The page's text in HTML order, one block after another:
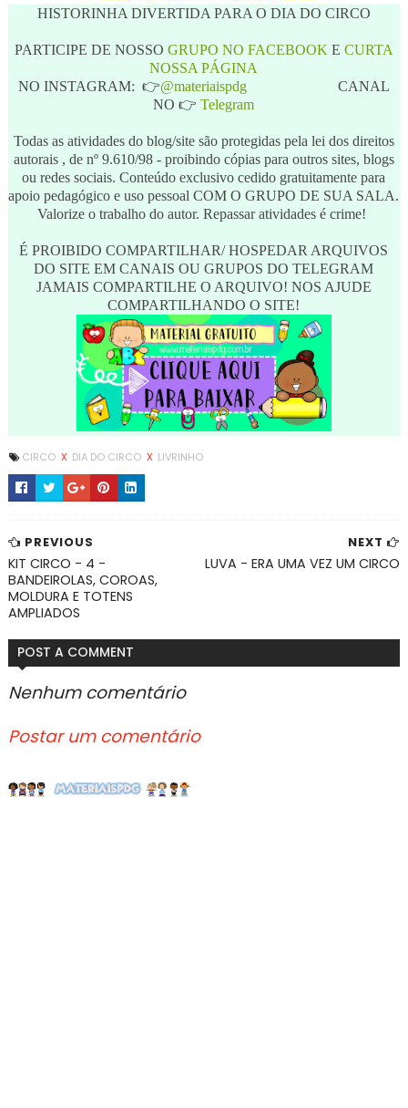
HISTORINHA DIVERTIDA PARA O DIA DO CIRCO
PARTICIPE DE NOSSO GRUPO NO FACEBOOK E CURTA
NOSSA PÁGINA
NO INSTAGRAM: 👉@materiaispdgCANAL
NO 👉 Telegram
Todas as atividades do blog/site são protegidas pela lei dos direitos
autorais , de nº 9.610/98 - proibindo cópias para outros sites, blogs
ou redes sociais. Conteúdo exclusivo cedido gratuitamente para
apoio pedagógico e uso pessoal COM O GRUPO DE SUA SALA.
Valorize o trabalho do autor. Repassar atividades é crime!
É PROIBIDO COMPARTILHAR/ HOSPEDAR ARQUIVOS
DO SITE EM CANAIS OU GRUPOS DO TELEGRAM
JAMAIS COMPARTILHE O ARQUIVO! NOS AJUDE
COMPARTILHANDO O SITE!
CIRCO X DIA DO CIRCO X LIVRINHO
NEXT
LUVA - ERA UMA VEZ UM CIRCO
PREVIOUS
KIT CIRCO - 4 -
BANDEIROLAS, COROAS,
MOLDURA E TOTENS
AMPLIADOS
POST A COMMENT
Nenhum comentário
Postar um comentário